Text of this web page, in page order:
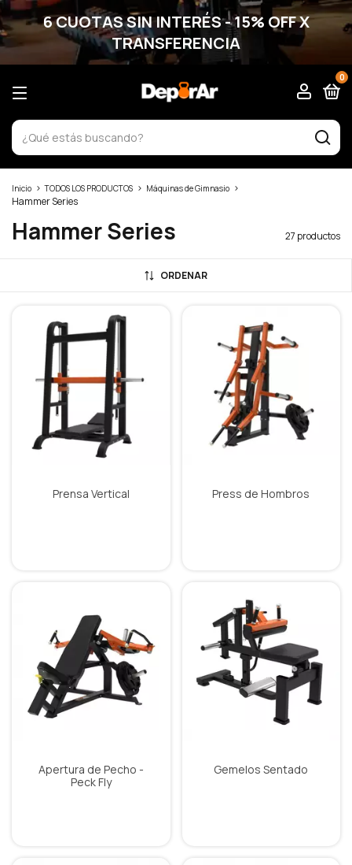
6 CUOTAS SIN INTERÉS - 15% OFF X
TRANSFERENCIA
0
Inicio > TODOS LOS PRODUCTOS > Máquinas de Gimnasio >
Hammer Series
Hammer Series 27 productos
ORDENAR
Prensa Vertical Press de Hombros
Apertura de Pecho -
Peck Fly
Gemelos Sentado